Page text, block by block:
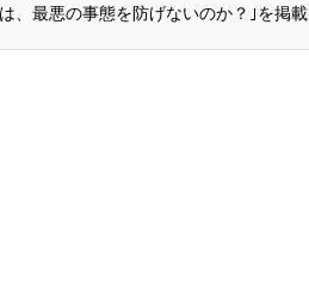
、最悪の事態を防げないのか？｣を掲載